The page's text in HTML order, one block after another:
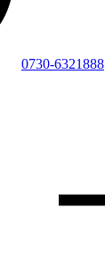
0730-6321888